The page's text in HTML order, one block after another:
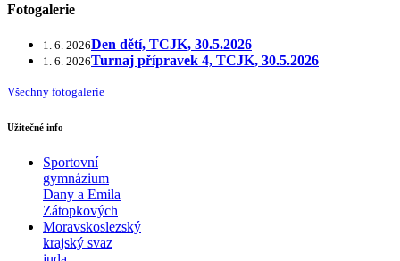
Fotogalerie
1. 6. 2026Den dětí, TCJK, 30.5.2026
1. 6. 2026Turnaj přípravek 4, TCJK, 30.5.2026
Všechny fotogalerie
Užitečné info
Sportovní
gymnázium
Dany a Emila
Zátopkových
Moravskoslezský
krajský svaz